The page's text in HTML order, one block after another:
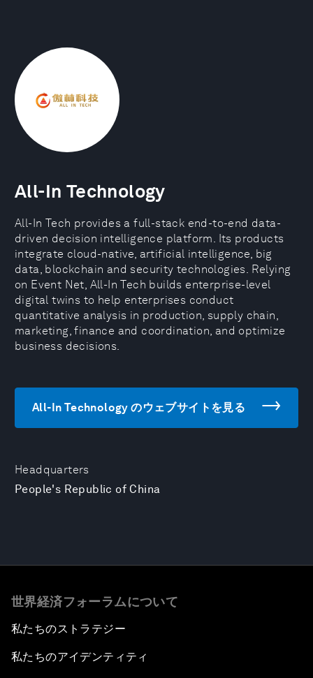
Headquarters
People's Republic of China
All-In Technology
All-In Tech provides a full-stack end-to-end data-
driven decision intelligence platform. Its products
integrate cloud-native, artificial intelligence, big
data, blockchain and security technologies. Relying
on Event Net, All-In Tech builds enterprise-level
digital twins to help enterprises conduct
quantitative analysis in production, supply chain,
marketing, finance and coordination, and optimize
business decisions.
All-In Technology のウェブサイトを見る
世界経済フォーラムについて
私たちのストラテジー
私たちのアイデンティティ